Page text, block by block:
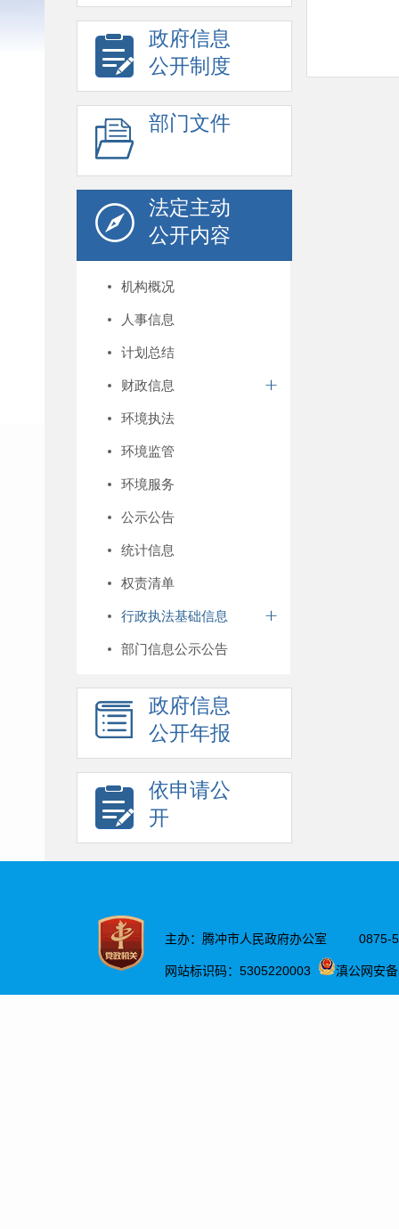
政府信息
公开制度
部门文件
法定主动
公开内容
机构概况
人事信息
计划总结
财政信息
环境执法
环境监管
环境服务
公示公告
统计信息
权责清单
行政执法基础信息
部门信息公示公告
政府信息
公开年报
依申请公
开